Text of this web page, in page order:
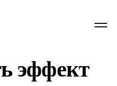
эффект